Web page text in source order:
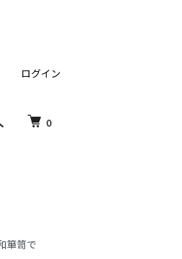
0
ログイン
箪笥で